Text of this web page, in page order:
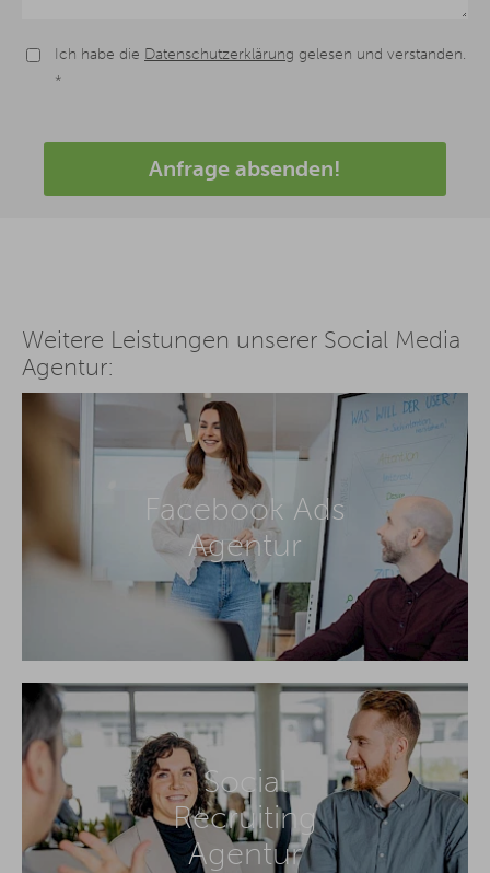
Ich habe die Datenschutzerklärung gelesen und verstanden.
*
Anfrage absenden!
Weitere Leistungen unserer Social Media
Agentur:
Facebook Ads
Agentur
Social
Recruiting
Agentur